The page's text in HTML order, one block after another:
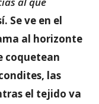
Se ve en el
al horizonte
coquetean
las
el tejido va